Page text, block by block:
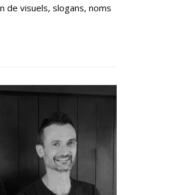
de visuels, slogans, noms